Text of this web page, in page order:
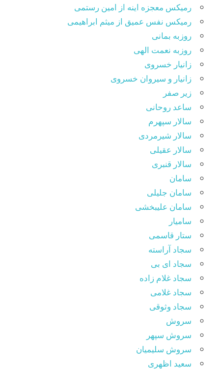
رمیکس معجزه اینه از امین رستمی
رمیکس نفس عمیق از میثم ابراهیمی
روزبه بمانی
روزبه نعمت الهی
زانیار خسروی
زانیار و سیروان خسروی
زیر صفر
ساعد روحانی
سالار سپهرم
سالار شیرمردی
سالار عقیلی
سالار قنبری
سامان
سامان جلیلی
سامان علیبخشی
سامیار
ستار قاسمی
سجاد آراسته
سجاد ای بی
سجاد غلام زاده
سجاد غلامی
سجاد وثوقى
سروش
سروش سپهر
سروش سلیمیان
سعید اظهری